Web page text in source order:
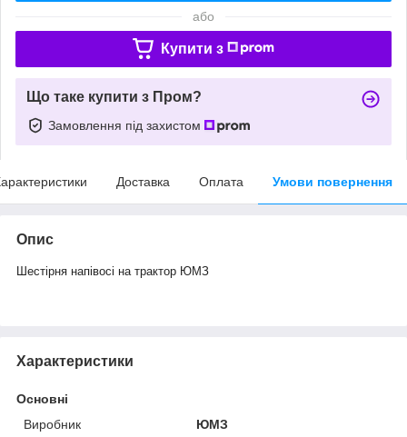
або
Купити з
Що таке купити з Пром?
Замовлення під захистом
Доставка Оплата Умови повернення
Опис
Шестірня напівосі на трактор ЮМЗ
Характеристики
Основні
Виробник
ЮМЗ